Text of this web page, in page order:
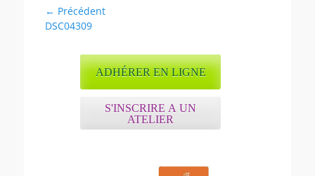
Navigation
de
← Précédent
Article
DSC04309
ADHÉRER EN LIGNE
S'INSCRIRE A UN
ATELIER